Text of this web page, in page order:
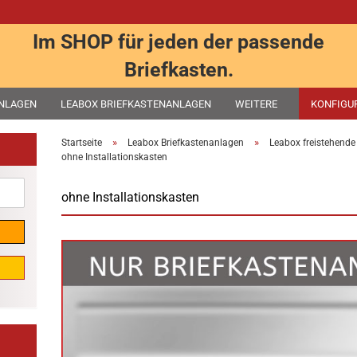
Im SHOP für jeden der passende
Briefkasten.
LEABOX BRIEFKASTENANLAGEN WEITERE
Startseite » Leabox Briefkastenanlagen »
Leabox
ohne Installationskasten
ohne Installationskasten